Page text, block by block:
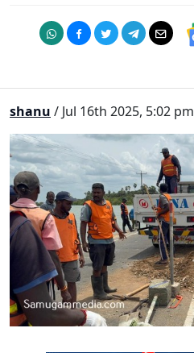
shanu / Jul 16th 2025, 5:02 pm